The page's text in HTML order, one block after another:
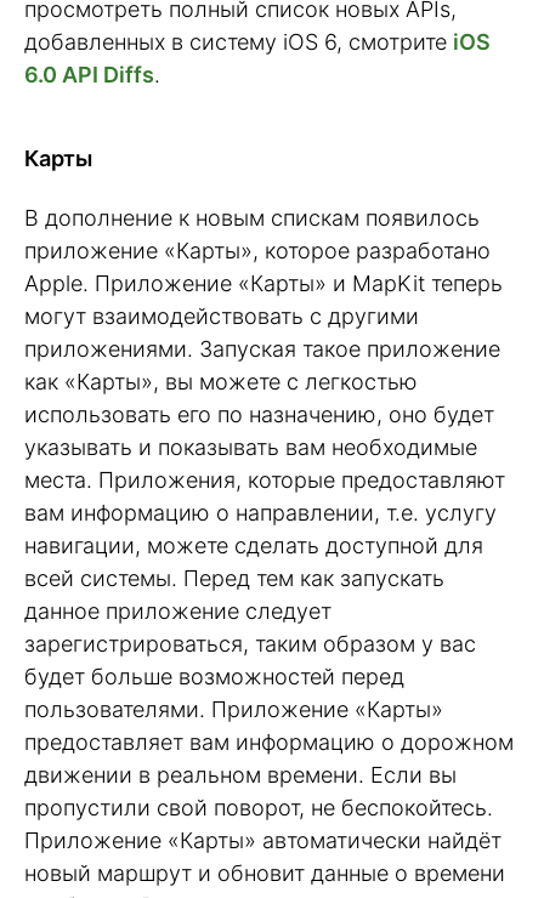
просмотреть полный список новых APIs,
добавленных в систему iOS 6, смотрите iOS
6.0 API Diffs.
Карты
В дополнение к новым спискам появилось
приложение «Карты», которое разработано
Apple. Приложение «Карты» и MapKit теперь
могут взаимодействовать с другими
приложениями. Запуская такое приложение
как «Карты», вы можете с легкостью
использовать его по назначению, оно будет
указывать и показывать вам необходимые
места. Приложения, которые предоставляют
вам информацию о направлении, т.е. услугу
навигации, можете сделать доступной для
всей системы. Перед тем как запускать
данное приложение следует
зарегистрироваться, таким образом у вас
будет больше возможностей перед
пользователями. Приложение «Карты»
предоставляет вам информацию о дорожном
движении в реальном времени. Если вы
пропустили свой поворот, не беспокойтесь.
Приложение «Карты» автоматически найдёт
новый маршрут и обновит данные о времени